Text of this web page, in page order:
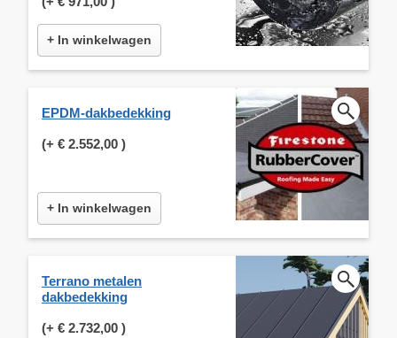
+ In winkelwagen
EPDM-dakbedekking
(+ € 2.552,00 )
+ In winkelwagen
Terrano metalen
dakbedekking
(+ € 2.732,00 )